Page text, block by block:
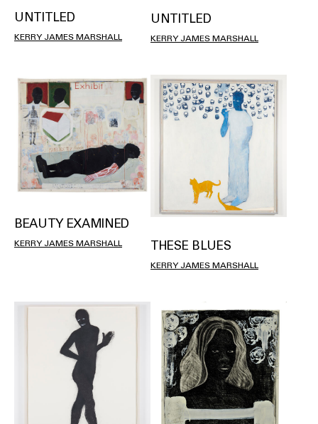
UNTITLED
KERRY JAMES MARSHALL
UNTITLED
KERRY JAMES MARSHALL
BEAUTY EXAMINED
KERRY JAMES MARSHALL THESE BLUES
KERRY JAMES MARSHALL